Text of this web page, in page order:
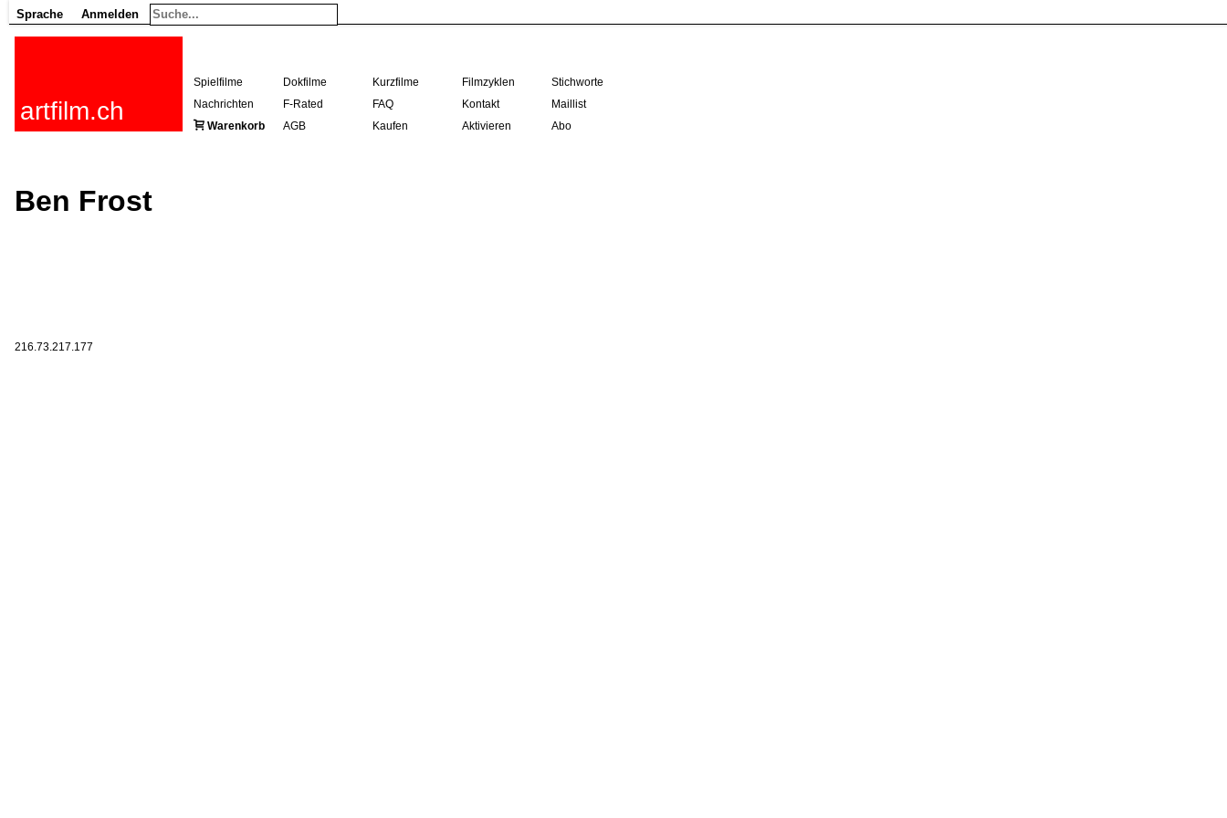
Sprache Anmelden
artfilm.ch
Spielfilme Dokfilme Kurzfilme Filmzyklen
Stichworte
Nachrichten
F-Rated FAQ Kontakt
Maillist
Warenkorb
AGB Kaufen Aktivieren Abo
Ben Frost
216.73.217.177